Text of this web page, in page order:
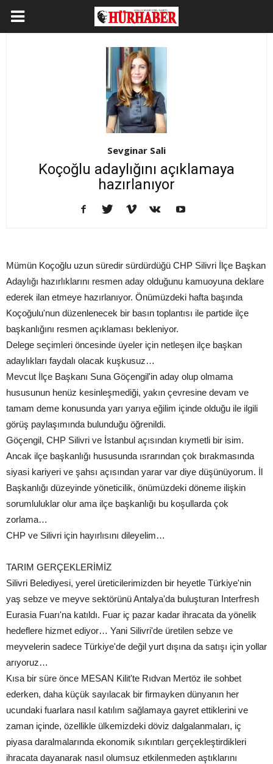
Sevginar Sali
Koçoğlu adaylığını açıklamaya
hazırlanıyor
Mümün Koçoğlu uzun süredir sürdürdüğü CHP Silivri İlçe Başkan
Adaylığı hazırlıklarını resmen aday olduğunu kamuoyuna deklare
ederek ilan etmeye hazırlanıyor. Önümüzdeki hafta başında
Koçoğulu'nun düzenlenecek bir basın toplantısı ile partide ilçe
başkanlığını resmen açıklaması bekleniyor.
Delege seçimleri öncesinde üyeler için netleşen ilçe başkan
adaylıkları faydalı olacak kuşkusuz…
Mevcut İlçe Başkanı Suna Göçengil'in aday olup olmama
hususunun henüz kesinleşmediği, yakın çevresine devam ve
tamam deme konusunda yarı yarıya eğilim içinde olduğu ile ilgili
görüş paylaşımında bulunduğu öğrenildi.
Göçengil, CHP Silivri ve İstanbul açısından kıymetli bir isim.
Ancak ilçe başkanlığı hususunda ısrarından çok bırakmasında
siyasi kariyeri ve şahsı açısından yarar var diye düşünüyorum. İl
Başkanlığı düzeyinde yöneticilik, önümüzdeki döneme ilişkin
sorumluluklar olur ama ilçe başkanlığı bu koşullarda çok
zorlama…
CHP ve Silivri için hayırlısını dileyelim…
TARIM GERÇEKLERİMİZ
Silivri Belediyesi, yerel üreticilerimizden bir heyetle Türkiye'nin
yaş sebze ve meyve sektörünü Antalya'da buluşturan Interfresh
Eurasia Fuarı'na katıldı. Fuar iç pazar kadar ihracata da yönelik
hedeflere hizmet ediyor… Yani Silivri'de üretilen sebze ve
meyvelerin sadece Türkiye'de değil yurt dışına da satışı için yollar
arıyoruz…
Kısa bir süre önce MESAN Kilit'te Rıdvan Mertöz ile sohbet
ederken, daha küçük sayılacak bir firmayken dünyanın her
ucundaki fuarlara nasıl katılım sağlamaya gayret ettiklerini ve
zaman içinde, özellikle ülkemizdeki döviz dalgalanmaları, iç
piyasa daralmalarında ekonomik sıkıntıları gerçekleştirdikleri
ihracata dayanarak nasıl olumsuz etkilenmeden aştıklarını